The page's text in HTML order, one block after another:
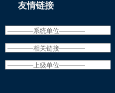
友情链接